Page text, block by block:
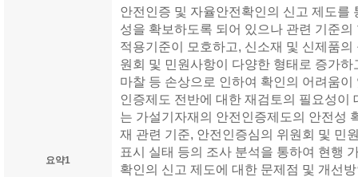
요약1
안전인증 및 자율안전확인의 신고 제도를
성을 확보하도록 되어 있으나 관련 기준
적용기준이 모호하고, 신소재 및 신제품
원회 및 민원사항이 다양한 형태로 증가
마찰 등 손상으로 인하여 확인의 어려움
인증제도 전반에 대한 재검토의 필요성이
는 가설기자재의 안전인증제도의 안전성
재 관련 기준, 안전인증심의 위원회 및 민
표시 실태 등의 조사 분석을 통하여 현행
확인의 신고 제도에 대한 문제점 및 개선